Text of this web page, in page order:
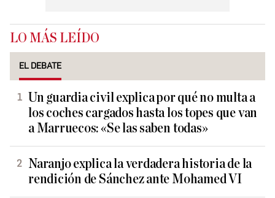
LO MÁS LEÍDO
EL DEBATE
Un guardia civil explica por qué no multa a
los coches cargados hasta los topes que van
a Marruecos: «Se las saben todas»
Naranjo explica la verdadera historia de la
rendición de Sánchez ante Mohamed VI